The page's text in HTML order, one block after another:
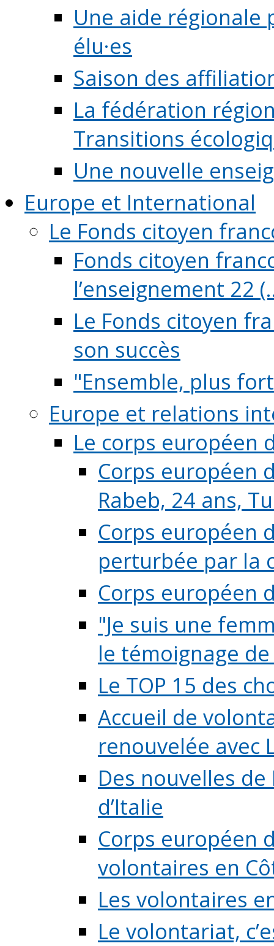
Une aide régionale
élu·es
Saison des
La fédération
Transitions
Une nouvelle
Europe et International
Le Fonds citoyen
Fonds citoyen
l’enseignement 22
Le Fonds citoyen
son succès
"Ensemble, plus
Europe et relations
Le corps européen
Corps européen
Rabeb, 24 ans,
Corps européen
perturbée par la
Corps européen
"Je suis une
le témoignage de
Le TOP 15 des
Accueil de
renouvelée avec
Des nouvelles
d’Italie
Corps européen
volontaires en
Les volontaires
Le volontariat,